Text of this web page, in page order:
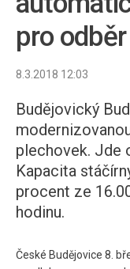
pro
8.3.2018 12:03
Budějovický
plechovek. Jde
Kapacita
procent ze
hodinu.
České Budějovice 8.